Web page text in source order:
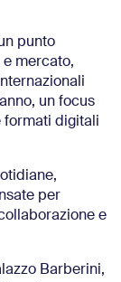
punto
mercato,
un focus
formati digitali
per
e
Barberini,